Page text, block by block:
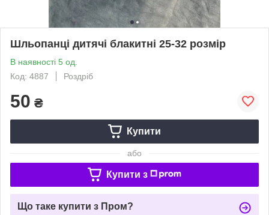
Шльопанці дитячі блакитні 25-32 розмір
В наявності 5 од.
Код: 4887
Роздріб
50 ₴
Купити
або
Купити з
Що таке купити з Пром?